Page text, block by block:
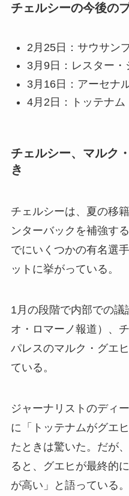
チェルシーの今後の
2月25日：サウサン
3月9日：レスター・
3月16日：アーセナ
4月2日：トッテナム
チェルシー、マルク
き
チェルシーは、夏の移
ンターバックを補強す
でにいくつかの有名選
ットに挙がっている。
1月の段階で内部での議
オ・ロマーノ報道）、
パレスのマルク・グエ
ている。
ジャーナリストのディ
に「トッテナムがグエ
たときは驚いた。だが
ると、グエヒが最終的
が高い」と語っている。